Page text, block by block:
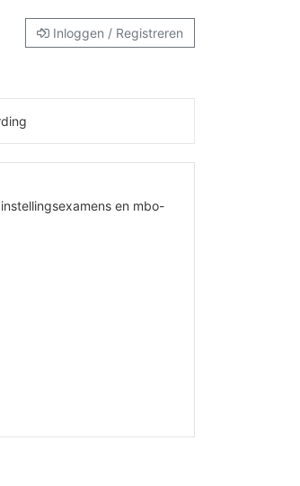
Inloggen / Registreren
en mbo-